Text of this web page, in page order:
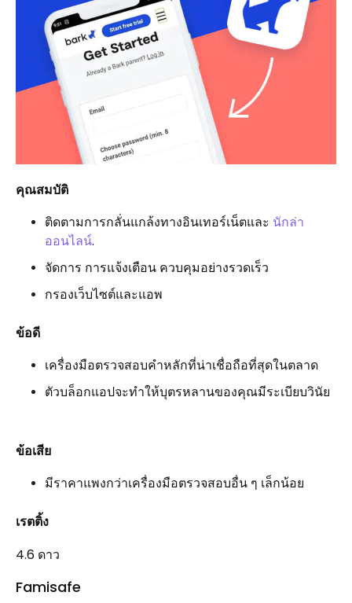
คุณสมบัติ
ติดตามการกลั่นแกล้งทางอินเทอร์เน็ตและ นักล่า
ออนไลน์.
จัดการ การแจ้งเตือน ควบคุมอย่างรวดเร็ว
กรองเว็บไซต์และแอพ
ข้อดี
เครื่องมือตรวจสอบคำหลักที่น่าเชื่อถือที่สุดในตลาด
ตัวบล็อกแอปจะทำให้บุตรหลานของคุณมีระเบียบวินัย
ข้อเสีย
มีราคาแพงกว่าเครื่องมือตรวจสอบอื่น ๆ เล็กน้อย
เรตติ้ง
4.6 ดาว
Famisafe